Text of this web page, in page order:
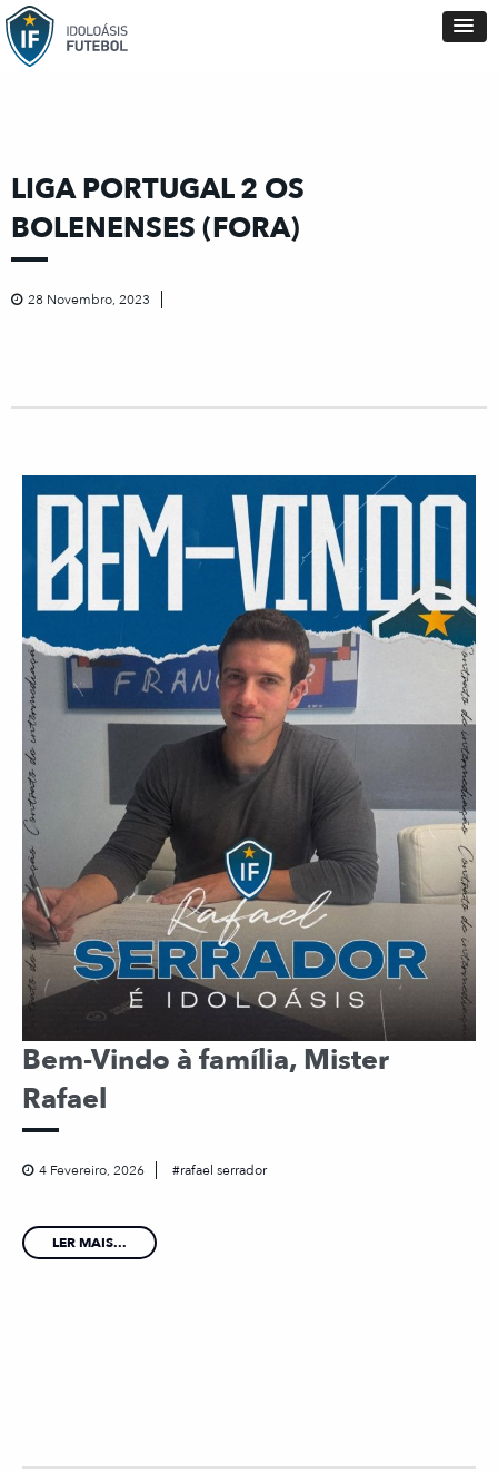
LIGA PORTUGAL 2 OS
BOLENENSES (FORA)
28 Novembro, 2023
Bem-Vindo à família, Mister
Rafael
4 Fevereiro, 2026 rafael serrador
LER MAIS...